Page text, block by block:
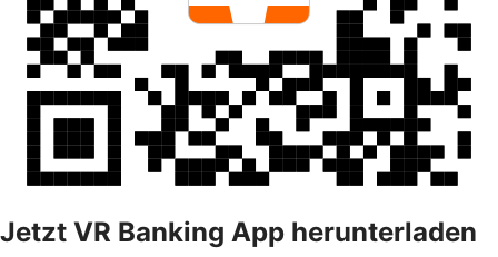
Jetzt VR Banking App herunterladen